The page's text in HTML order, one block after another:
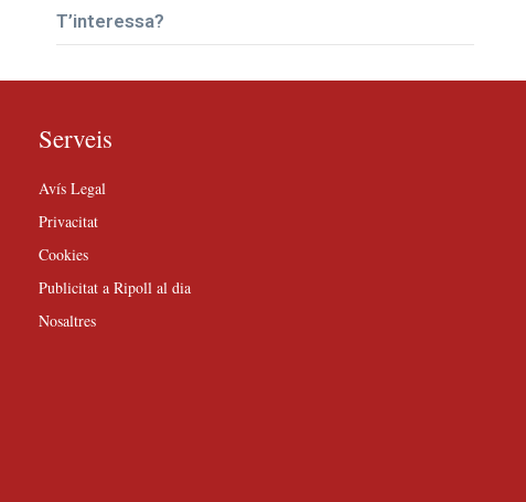
T’interessa?
Serveis
Avís Legal
Privacitat
Cookies
Publicitat a Ripoll al dia
Nosaltres